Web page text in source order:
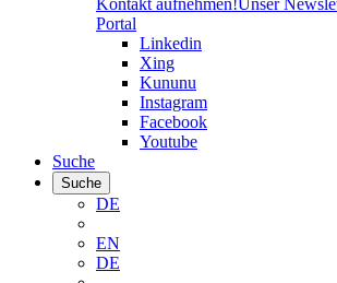
Kontakt aufnehmen!Unser
Portal
Linkedin
Xing
Kununu
Instagram
Facebook
Youtube
Suche
Suche
DE
EN
DE